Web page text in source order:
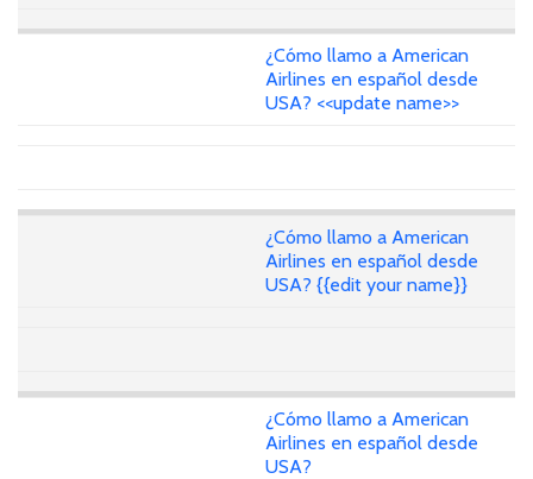
¿Cómo llamo a American
Airlines en español desde
USA? <<update name>>
¿Cómo llamo a American
Airlines en español desde
USA? {{edit your name}}
¿Cómo llamo a American
Airlines en español desde
USA?